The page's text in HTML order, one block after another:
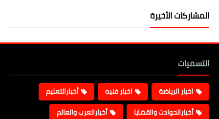
المشاركات الأخيرة
التسميات
اخبار الرياضة اخبار فنيه
أخبارالتعليم
أخبارالحوادث والقضايا
أخبارالعرب والعالم